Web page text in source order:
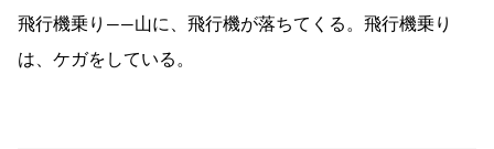
飛行機乗り――山に、飛行機が落ちてくる。飛行機乗り
は、ケガをしている。